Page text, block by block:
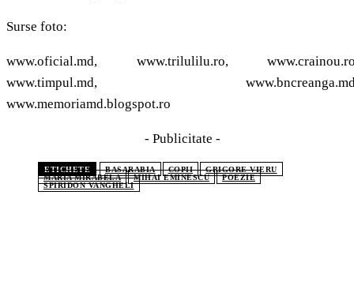
Surse foto:
www.oficial.md, www.trilulilu.ro,
www.timpul.md,
www.memoriamd.blogspot.ro
- Publicitate -
ETICHETE BASARABIA COPII
GRIGORE VIERU
MARIA MIRABELA
MIHAI EMINESCU
POEZIE
SPIRIDON VANGHELI